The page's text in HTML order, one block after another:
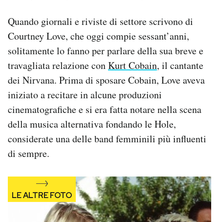
CALENDARIO
AREA PERSONALE
Newsletter
Notifiche mobile
Regala il Post
Hai bisogno di aiuto?
Quando giornali e riviste di settore scrivono di
Courtney Love, che oggi compie sessant’anni,
solitamente lo fanno per parlare della sua breve e
travagliata relazione conKurt Cobain, il cantante
dei Nirvana. Prima di sposare Cobain, Love aveva
iniziato a recitare in alcune produzioni
cinematografiche e si era fatta notare nella scena
della musica alternativa fondando le Hole,
considerate una delle band femminili più influenti
di sempre.